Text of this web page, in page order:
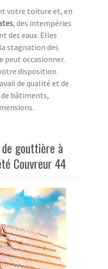
votre toiture et, en
, des intempéries
des eaux. Elles
stagnation des
peut occasionner.
disposition
de qualité et de
bâtiments,
gouttière à
Couvreur 44